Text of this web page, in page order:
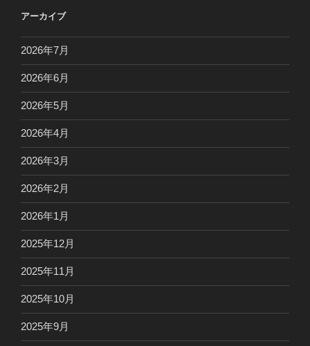
アーカイブ
2026年7月
2026年6月
2026年5月
2026年4月
2026年3月
2026年2月
2026年1月
2025年12月
2025年11月
2025年10月
2025年9月